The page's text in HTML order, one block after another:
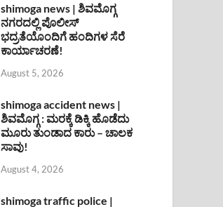
shimoga news | ಶಿವಮೊಗ್ಗ
ನಗರದಲ್ಲಿ ಪೊಲೀಸ್
ಭದ್ರತೆಯೊಂದಿಗೆ ಹಂದಿಗಳ ಸೆರೆ
ಕಾರ್ಯಾಚರಣೆ!
August 5, 2026
shimoga accident news |
ಶಿವಮೊಗ್ಗ : ಮರಕ್ಕೆ ಡಿಕ್ಕಿ ಹೊಡೆದು
ಮೂರು ತುಂಡಾದ ಕಾರು – ಚಾಲಕ
ಸಾವು!
August 4, 2026
shimoga traffic police |